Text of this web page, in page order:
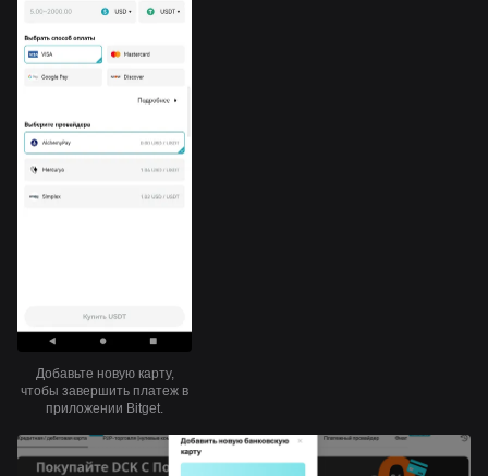
Добавьте новую карту,
чтобы завершить платеж в
приложении Bitget.